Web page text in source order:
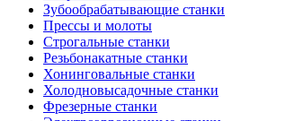
Зубообрабатывающие станки
Прессы и молоты
Строгальные станки
Резьбонакатные станки
Хонинговальные станки
Холодновысадочные станки
Фрезерные станки